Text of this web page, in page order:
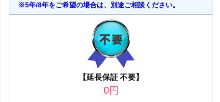
※5年/8年をご希望の場合は、別途ご相談ください。
【延長保証 不要】
0円